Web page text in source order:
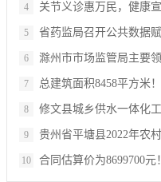
4 关节义诊惠万民，健康
5 省药监局召开公共数据
6 滁州市市场监管局主要
7 总建筑面积8458平方米
8 修文县城乡供水一体化
9 贵州省平塘县2022年农
10 合同估算价为8699700元